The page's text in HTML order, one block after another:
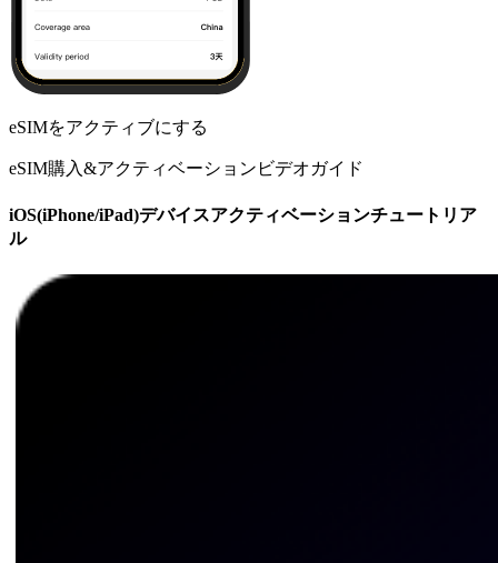
eSIMをアクティブにする
eSIM購入&アクティベーションビデオガイド
iOS(iPhone/iPad)デバイスアクティベーションチュートリア
ル